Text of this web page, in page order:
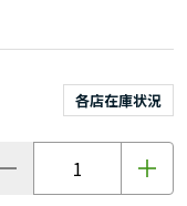
各店在庫状況